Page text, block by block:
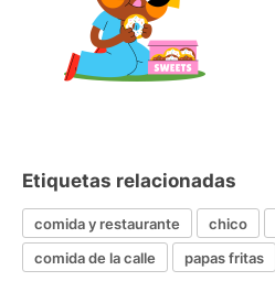
Etiquetas relacionadas
comida y restaurante chico
comida de la calle
papas fritas